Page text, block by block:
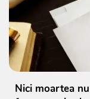
Nici moartea